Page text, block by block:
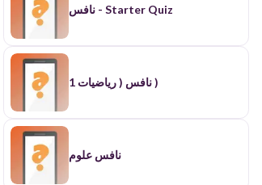
نافس - Starter Quiz
نافس ( رياضيات 1 )
نافس علوم